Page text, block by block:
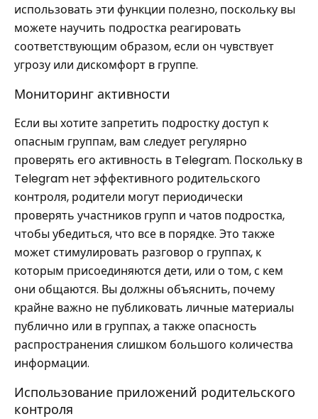
использовать эти функции полезно, поскольку вы
можете научить подростка реагировать
соответствующим образом, если он чувствует
угрозу или дискомфорт в группе.
Мониторинг активности
Если вы хотите запретить подростку доступ к
опасным группам, вам следует регулярно
проверять его активность в Telegram. Поскольку в
Telegram нет эффективного родительского
контроля, родители могут периодически
проверять участников групп и чатов подростка,
чтобы убедиться, что все в порядке. Это также
может стимулировать разговор о группах, к
которым присоединяются дети, или о том, с кем
они общаются. Вы должны объяснить, почему
крайне важно не публиковать личные материалы
публично или в группах, а также опасность
распространения слишком большого количества
информации.
Использование приложений родительского
контроля